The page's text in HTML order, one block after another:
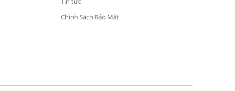
Chính Sách Bảo Mật